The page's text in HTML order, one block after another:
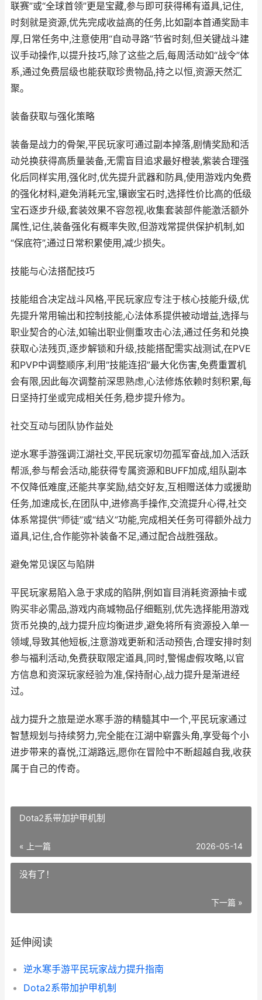
联赛”或“全球首领”更是宝藏,参与即可获得稀有道具,记住,
时刻就是资源,优先完成收益高的任务,比如副本首通奖励丰
厚,日常任务中,注意使用“自动寻路”节省时刻,但关键战斗建
议手动操作,以提升技巧,除了这些之后,每周活动如“战令”体
系,通过免费层级也能获取珍贵物品,持之以恒,资源天然汇
聚。
装备获取与强化策略
装备是战力的骨架,平民玩家可通过副本掉落,剧情奖励和活
动兑换获得高质量装备,无需盲目追求最好橙装,紫装合理强
化后同样实用,强化时,优先提升武器和防具,使用游戏内免费
的强化材料,避免消耗元宝,镶嵌宝石时,选择性价比高的低级
宝石逐步升级,套装效果不容忽视,收集套装部件能激活额外
属性,记住,装备强化有概率失败,但游戏常提供保护机制,如
“保底符”,通过日常积累使用,减少损失。
技能与心法搭配技巧
技能组合决定战斗风格,平民玩家应专注于核心技能升级,优
先提升常用输出和控制技能,心法体系提供被动增益,选择与
职业契合的心法,如输出职业侧重攻击心法,通过任务和兑换
获取心法残页,逐步解锁和升级,技能搭配需实战测试,在PVE
和PVP中调整顺序,利用“技能连招”最大化伤害,免费重置机
会有限,因此每次调整前深思熟虑,心法修炼依赖时刻积累,每
日坚持打坐或完成相关任务,稳步提升修为。
社交互动与团队协作益处
逆水寒手游强调江湖社交,平民玩家切勿孤军奋战,加入活跃
帮派,参与帮会活动,能获得专属资源和BUFF加成,组队副本
不仅降低难度,还能共享奖励,结交好友,互相赠送体力或援助
任务,加速成长,在团队中,进修高手操作,交流提升心得,社交
体系常提供“师徒”或“结义”功能,完成相关任务可得额外战力
道具,记住,合作能弥补装备不足,通过配合战胜强敌。
避免常见误区与陷阱
平民玩家易陷入急于求成的陷阱,例如盲目消耗资源抽卡或
购买非必需品,游戏内商城物品仔细甄别,优先选择能用游戏
货币兑换的,战力提升应均衡进步,避免将所有资源投入单一
领域,导致其他短板,注意游戏更新和活动预告,合理安排时刻
参与福利活动,免费获取限定道具,同时,警惕虚假攻略,以官
方信息和资深玩家经验为准,保持耐心,战力提升是渐进经
过。
战力提升之旅是逆水寒手游的精髓其中一个,平民玩家通过
智慧规划与持续努力,完全能在江湖中崭露头角,享受每个小
进步带来的喜悦,江湖路远,愿你在冒险中不断超越自我,收获
属于自己的传奇。
Dota2系带加护甲机制
« 上一篇 2026-05-14
没有了！
下一篇 »
延伸阅读
逆水寒手游平民玩家战力提升指南
Dota2系带加护甲机制